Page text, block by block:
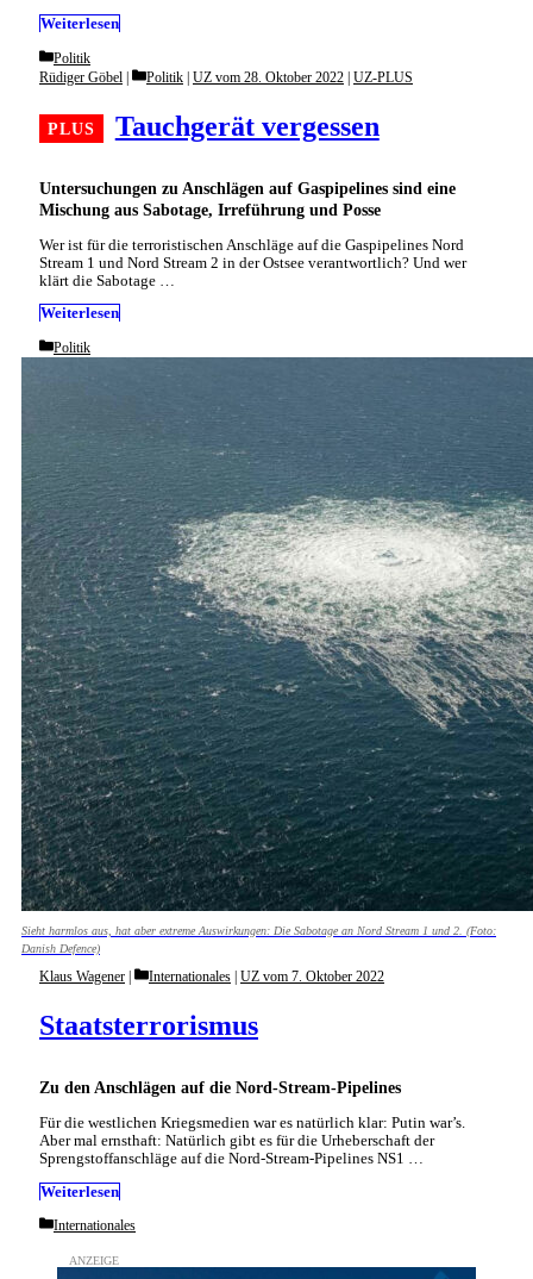
Weiterlesen
Categories
Politik
Untersuchungen zu Anschlägen auf Gaspipelines sind eine
Mischung aus Sabotage, Irreführung und Posse
Tauchgerät vergessen
Rüdiger Göbel Categories
Politik UZ vom 28. Oktober 2022 UZ-PLUS
Wer ist für die terroristischen Anschläge auf die Gaspipelines Nord
Stream 1 und Nord Stream 2 in der Ostsee verantwortlich? Und wer
klärt die Sabotage …
Weiterlesen
Categories
Politik
Sieht harmlos aus, hat aber extreme Auswirkungen: Die Sabotage an Nord Stream 1 und 2. (Foto:
Danish Defence)
Zu den Anschlägen auf die Nord-Stream-Pipelines
Staatsterrorismus
Klaus Wagener Categories
Internationales UZ vom 7. Oktober 2022
Für die westlichen Kriegsmedien war es natürlich klar: Putin war’s.
Aber mal ernsthaft: Natürlich gibt es für die Urheberschaft der
Sprengstoffanschläge auf die Nord-Stream-Pipelines NS1 …
Weiterlesen
Categories
Internationales